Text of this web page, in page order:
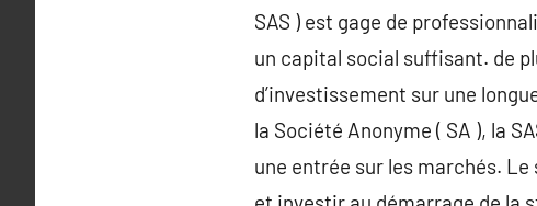
SAS ) est gage de
un capital social suffisant. de
d’investissement sur une
la Société Anonyme ( SA ), la
une entrée sur les marchés.